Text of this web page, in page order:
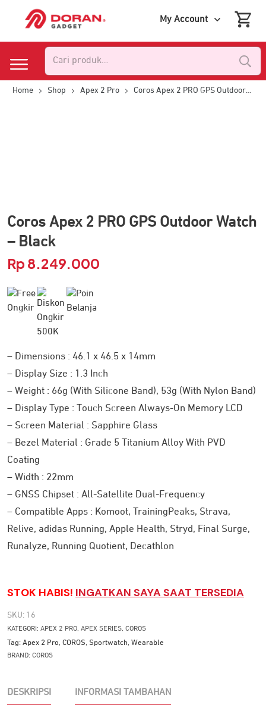
My Account
Home Shop Apex 2 Pro Coros Apex 2 PRO GPS Outdoor Watch – Black
Coros Apex 2 PRO GPS Outdoor Watch
– Black
Rp 8.249.000
– Dimensions : 46.1 x 46.5 x 14mm
– Display Size : 1.3 Inch
– Weight : 66g (With Silicone Band), 53g (With Nylon Band)
– Display Type : Touch Screen Always-On Memory LCD
– Screen Material : Sapphire Glass
– Bezel Material : Grade 5 Titanium Alloy With PVD
Coating
– Width : 22mm
– GNSS Chipset : All-Satellite Dual-Frequency
– Compatible Apps : Komoot, TrainingPeaks, Strava,
Relive, adidas Running, Apple Health, Stryd, Final Surge,
Runalyze, Running Quotient, Decathlon
STOK HABIS! INGATKAN SAYA SAAT TERSEDIA
SKU: 16
KATEGORI: APEX 2 PRO, APEX SERIES, COROS
Tag: Apex 2 Pro, COROS, Sportwatch, Wearable
BRAND: COROS
DESKRIPSI INFORMASI TAMBAHAN